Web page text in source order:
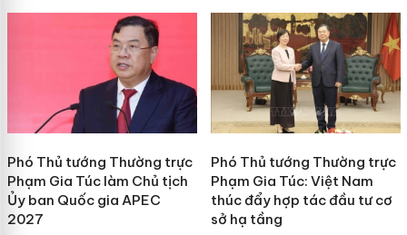
Phó Thủ tướng Thường trực
Phạm Gia Túc làm Chủ tịch
Ủy ban Quốc gia APEC
2027
Phó Thủ tướng Thường trực
Phạm Gia Túc: Việt Nam
thúc đẩy hợp tác đầu tư cơ
sở hạ tầng